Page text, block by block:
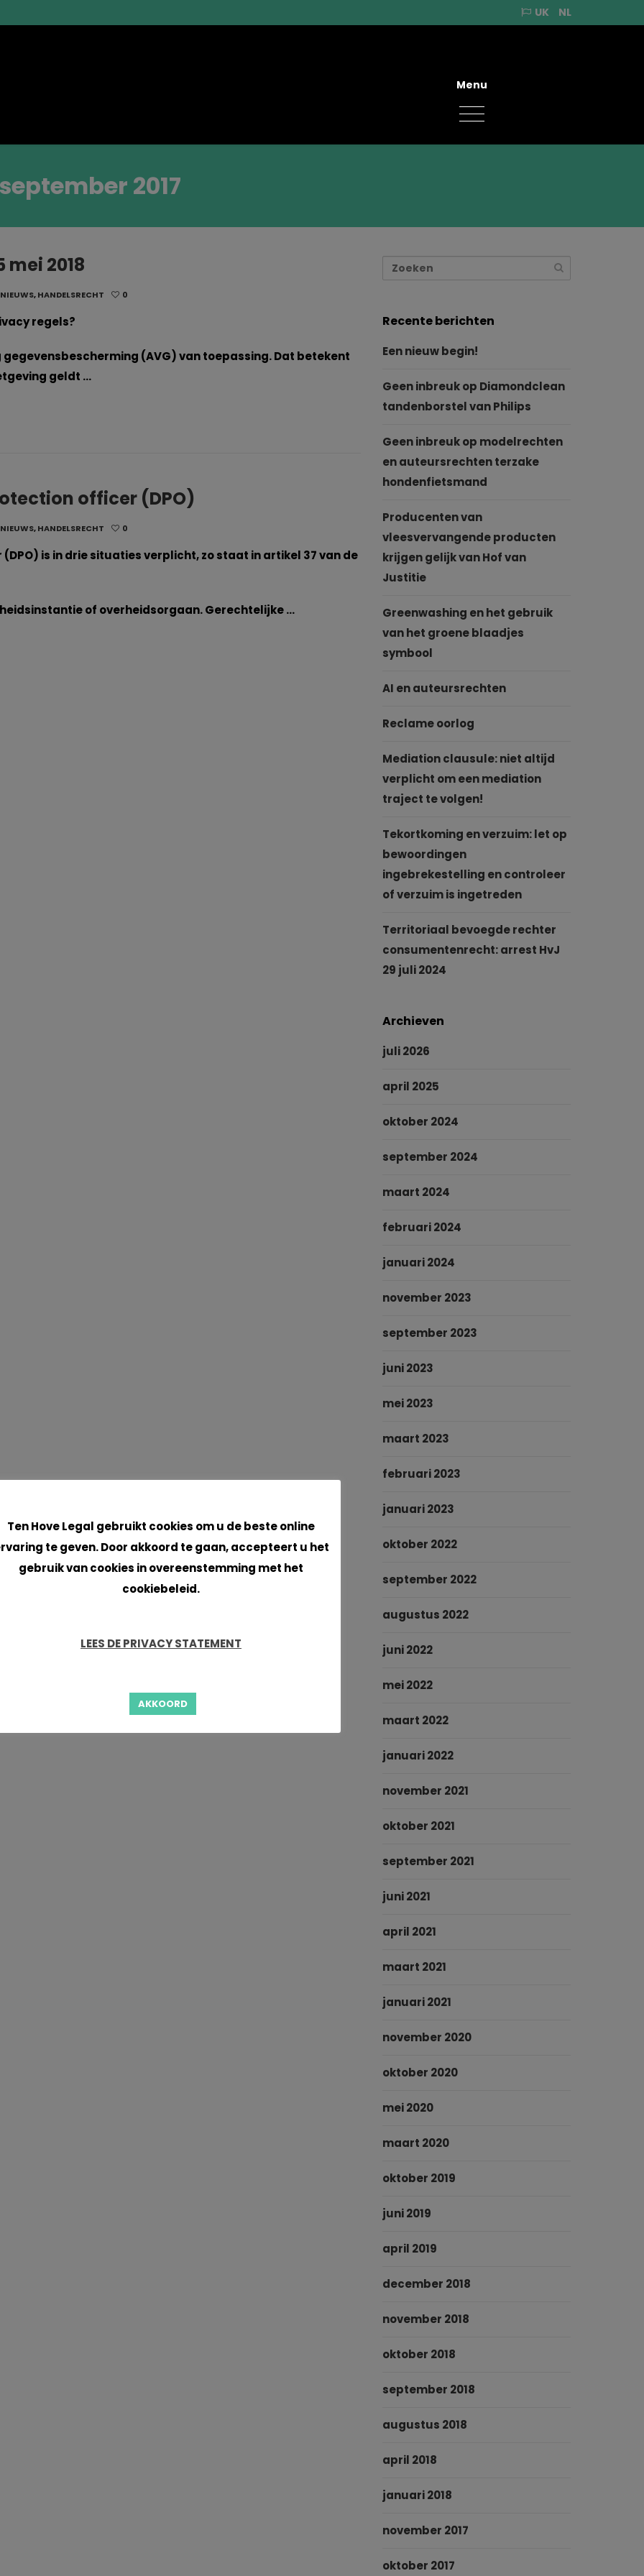
UK NL
2017
2018
,HANDELSRECHT 0
regels?
gegevensbescherming (AVG) van toepassing. Dat betekent
geldt …
officer (DPO)
,HANDELSRECHT 0
is in drie situaties verplicht, zo staat in artikel 37 van de
of overheidsorgaan. Gerechtelijke …
Recente berichten
Een nieuw begin!
Geen inbreuk op Diamondclean
tandenborstel van Philips
Geen inbreuk op modelrechten
en auteursrechten terzake
hondenfietsmand
Producenten van
vleesvervangende producten
krijgen gelijk van Hof van
Justitie
Greenwashing en het gebruik
van het groene blaadjes
symbool
AI en auteursrechten
Reclame oorlog
Mediation clausule: niet altijd
verplicht om een mediation
traject te volgen!
Tekortkoming en verzuim: let op
bewoordingen
ingebrekestelling en controleer
of verzuim is ingetreden
Territoriaal bevoegde rechter
consumentenrecht: arrest HvJ
29 juli 2024
Archieven
juli 2026
april 2025
oktober 2024
september 2024
maart 2024
februari 2024
januari 2024
november 2023
september 2023
juni 2023
mei 2023
maart 2023
februari 2023
januari 2023
oktober 2022
september 2022
augustus 2022
juni 2022
mei 2022
maart 2022
januari 2022
november 2021
oktober 2021
september 2021
juni 2021
april 2021
maart 2021
januari 2021
november 2020
oktober 2020
mei 2020
maart 2020
oktober 2019
juni 2019
april 2019
december 2018
november 2018
oktober 2018
september 2018
augustus 2018
april 2018
januari 2018
november 2017
oktober 2017
Ten Hove Legal gebruikt cookies om u de beste online
te geven. Door akkoord te gaan, accepteert u het
gebruik van cookies in overeenstemming met het
cookiebeleid.
LEES DE PRIVACY STATEMENT
AKKOORD
Menu